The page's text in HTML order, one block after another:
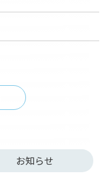
お知らせ